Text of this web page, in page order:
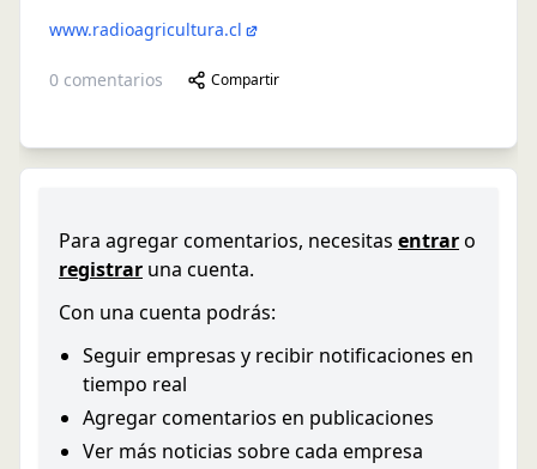
www.radioagricultura.cl
0 comentarios Compartir
Para agregar comentarios, necesitas entraro
registrar una cuenta.
Con una cuenta podrás:
Seguir empresas y recibir notificaciones en
tiempo real
Agregar comentarios en publicaciones
Ver más noticias sobre cada empresa